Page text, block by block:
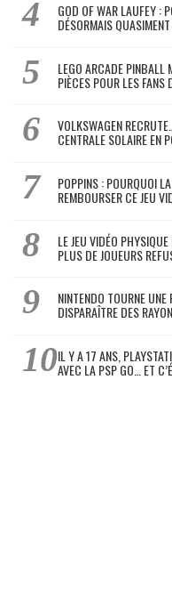
GOD OF WAR LAUFEY :
DÉSORMAIS
LEGO ARCADE PINBALL
PIÈCES POUR LES FANS
VOLKSWAGEN
CENTRALE SOLAIRE EN
POPPINS : POURQUOI
REMBOURSER CE JEU
LE JEU VIDÉO
PLUS DE JOUEURS
NINTENDO TOURNE
DISPARAÎTRE DES
IL Y A 17 ANS,
AVEC LA PSP GO… ET